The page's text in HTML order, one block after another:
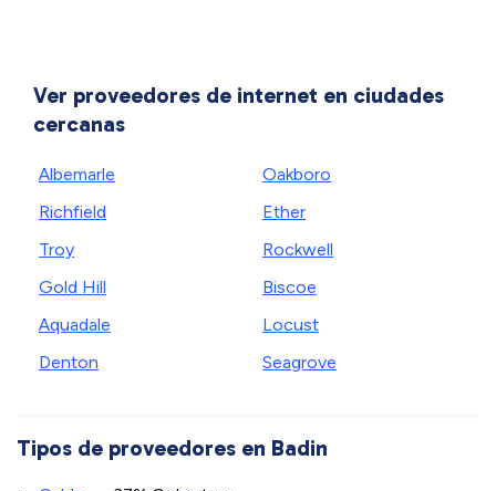
Ver proveedores de internet en ciudades
cercanas
Albemarle
Richfield
Troy
Gold Hill
Aquadale
Denton
Oakboro
Ether
Rockwell
Biscoe
Locust
Seagrove
Tipos de proveedores en Badin